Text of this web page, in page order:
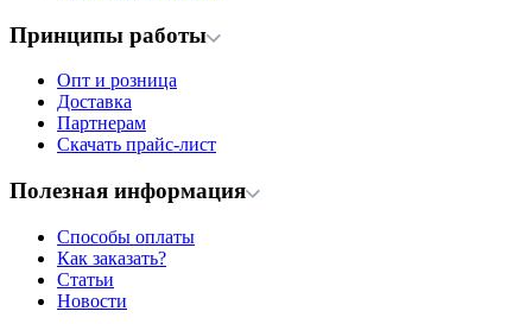
Принципы работы
Опт и розница
Доставка
Партнерам
Скачать прайс-лист
Полезная информация
Способы оплаты
Как заказать?
Статьи
Новости